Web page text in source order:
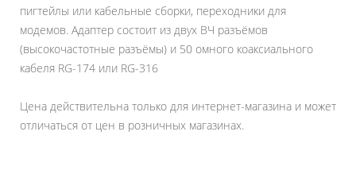
пигтейлы или кабельные сборки, переходники для
модемов. Адаптер состоит из двух ВЧ разъёмов
(высокочастотные разъёмы) и 50 омного коаксиального
кабеля RG-174 или RG-316
Цена действительна только для интернет-магазина и может
отличаться от цен в розничных магазинах.